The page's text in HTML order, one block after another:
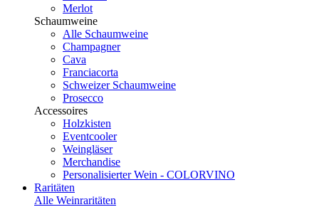
Merlot
Schaumweine
Alle Schaumweine
Champagner
Cava
Franciacorta
Schweizer Schaumweine
Prosecco
Accessoires
Holzkisten
Eventcooler
Weingläser
Merchandise
Personalisierter Wein - COLORVINO
Raritäten
Alle Weinraritäten